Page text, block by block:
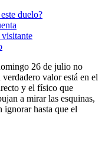
duelo?
26 de julio no
valor está en el
y el físico que
a mirar las esquinas,
ignorar hasta que el